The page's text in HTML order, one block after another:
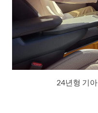
24년형 기